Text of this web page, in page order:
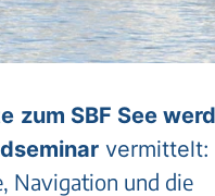
zum SBF See
vermittelt:
Navigation und die